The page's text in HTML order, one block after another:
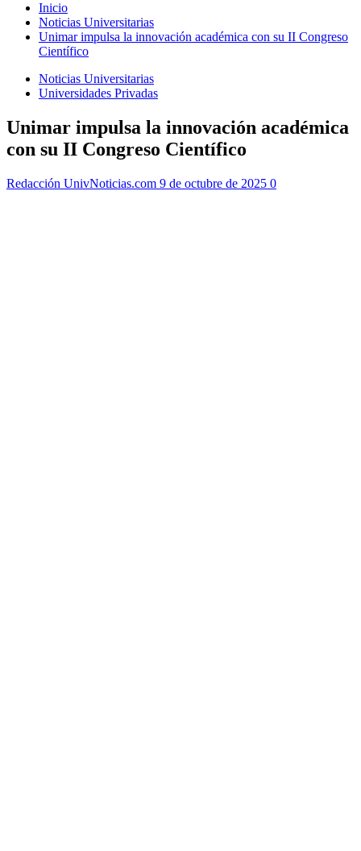
Inicio
Noticias Universitarias
Unimar impulsa la innovación académica con su II Congreso
Científico
Noticias Universitarias
Universidades Privadas
Unimar impulsa la innovación académica
con su II Congreso Científico
Redacción UnivNoticias.com 9 de octubre de 2025 0